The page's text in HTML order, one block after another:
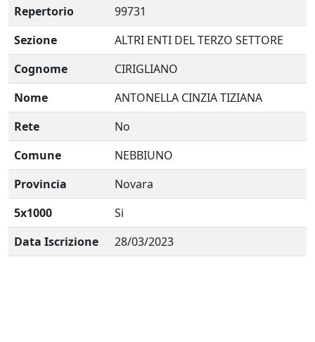
Repertorio
99731
Sezione
ALTRI ENTI DEL TERZO SETTORE
Cognome
CIRIGLIANO
Nome
ANTONELLA CINZIA TIZIANA
Rete
No
Comune
NEBBIUNO
Provincia
Novara
5x1000
Si
Data Iscrizione
28/03/2023